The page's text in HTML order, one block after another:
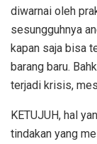
diwarnai oleh
sesungguhnya
kapan saja bisa
barang baru.
terjadi krisis,
KETUJUH, hal
tindakan yang